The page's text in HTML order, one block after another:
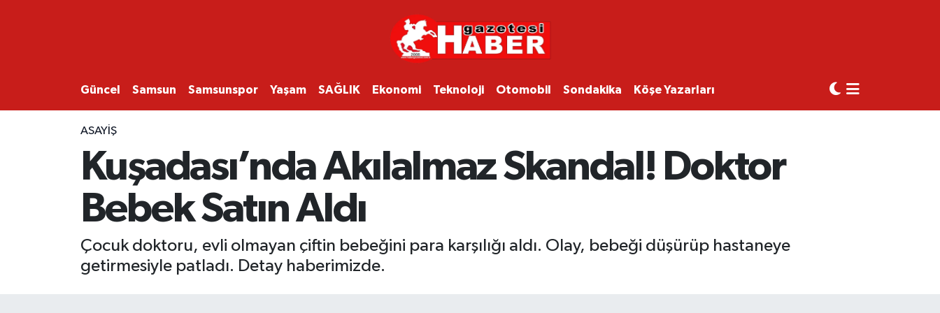
Güncel Samsun Samsunspor Yaşam SAĞLIK Ekonomi Teknoloji Otomobil Sondakika Köşe Yazarları
ASAYIŞ
Kuşadası’nda Akılalmaz Skandal! Doktor
Bebek Satın Aldı
Çocuk doktoru, evli olmayan çiftin bebeğini para karşılığı aldı. Olay, bebeği düşürüp hastaneye
getirmesiyle patladı. Detay haberimizde.
SAMSUN
SAMSUNSPOR
EKONOMİ